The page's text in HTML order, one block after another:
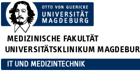
MEDIZINISCHE FAKULTÄT
UNIVERSITÄTSKLINIKUM
IT UND MEDIZINTECHNIK